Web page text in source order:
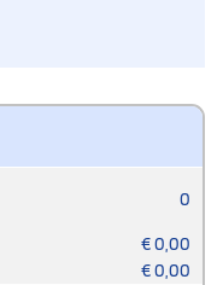
0
€0,00
€0,00